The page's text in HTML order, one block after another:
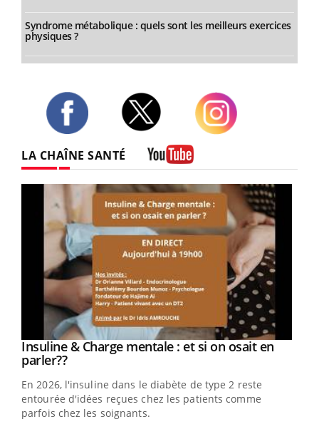
Syndrome métabolique : quels sont les meilleurs exercices
physiques ?
LA CHAÎNE SANTÉ
Youtube
Insuline & Charge mentale : et si on osait en
parler??Youtube
En 2026, l'insuline dans le diabète de type 2 reste
entourée d'idées reçues chez les patients comme
parfois chez les soignants.